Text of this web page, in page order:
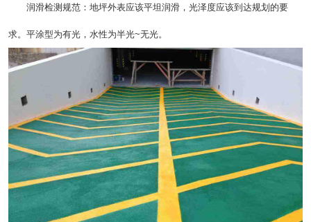
润滑检测规范：地坪外表应该平坦润滑，光泽度应该到达规划的要
求。平涂型为有光，水性为半光~无光。